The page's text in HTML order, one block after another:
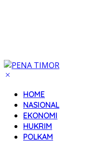
HOME
NASIONAL
EKONOMI
HUKRIM
POLKAM